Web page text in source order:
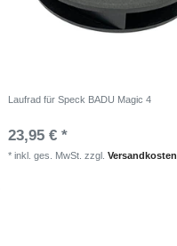
Laufrad für Speck BADU Magic 4
23,95 € *
*inkl. ges. MwSt. zzgl.Versandkosten